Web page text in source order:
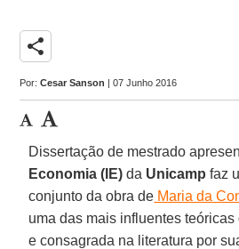
share
Por:Cesar Sanson | 07 Junho 2016
Dissertação de mestrado
Economia (IE)da Unicamp faz
conjunto da obra de Maria da
uma das mais influentes
e consagrada na literatura por